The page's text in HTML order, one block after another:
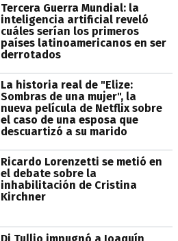
Tercera Guerra Mundial: la
inteligencia artificial reveló
cuáles serían los primeros
países latinoamericanos en ser
derrotados
La historia real de "Elize:
Sombras de una mujer", la
nueva película de Netflix sobre
el caso de una esposa que
descuartizó a su marido
Ricardo Lorenzetti se metió en
el debate sobre la
inhabilitación de Cristina
Kirchner